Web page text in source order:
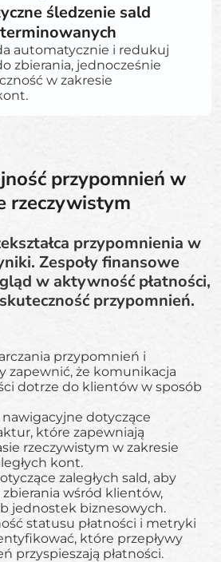
śledzenie sald
automatycznie i redukuj
zbierania, jednocześnie
w zakresie
przypomnień w
rzeczywistym
przypomnienia w
Zespoły finansowe
w aktywność płatności,
przypomnień.
przypomnień i
zapewnić, że komunikacja
dotrze do klientów w sposób
dotyczące
które zapewniają
rzeczywistym w zakresie
kont.
zaległych sald, aby
wśród klientów,
jednostek biznesowych.
statusu płatności i metryki
które przepływy
przyspieszają płatności.